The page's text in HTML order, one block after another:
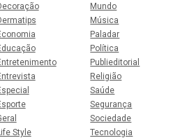
Style
Mundo
Música
Paladar
Política
Publieditorial
Religião
Saúde
Segurança
Sociedade
Tecnologia